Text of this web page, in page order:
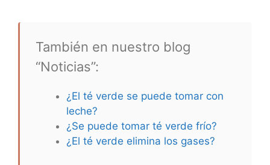
También en nuestro blog
“Noticias”:
¿El té verde se puede tomar con
leche?
¿Se puede tomar té verde frío?
¿El té verde elimina los gases?